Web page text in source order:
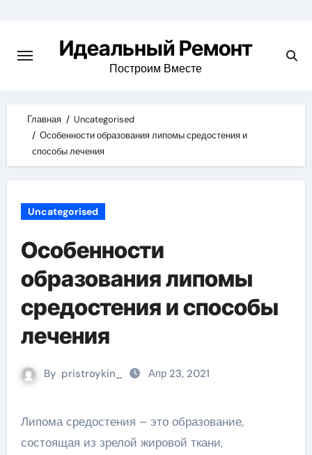
content
Идеальный Ремонт
Построим Вместе
Главная
Uncategorised
Особенности образования липомы средостения и
способы лечения
Uncategorised
Особенности
образования липомы
средостения и способы
лечения
By pristroykin_ Апр 23, 2021
Липома средостения – это образование,
состоящая из зрелой жировой ткани,